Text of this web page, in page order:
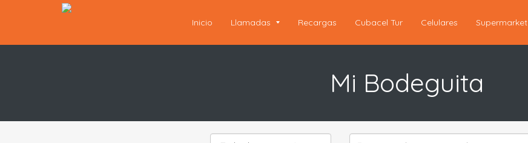
Inicio Llamadas Recargas Cubacel Tur Celulares Supermarket
Mi Bodeguita